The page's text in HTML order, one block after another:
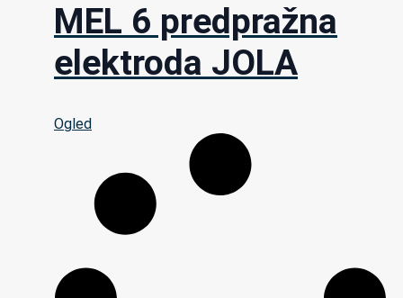
MEL 6 predpražna
elektroda JOLA
Ogled